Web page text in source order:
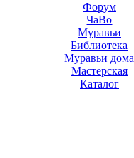
Форум
ЧаВо
Муравьи
Библиотека
Муравьи дома
Мастерская
Каталог